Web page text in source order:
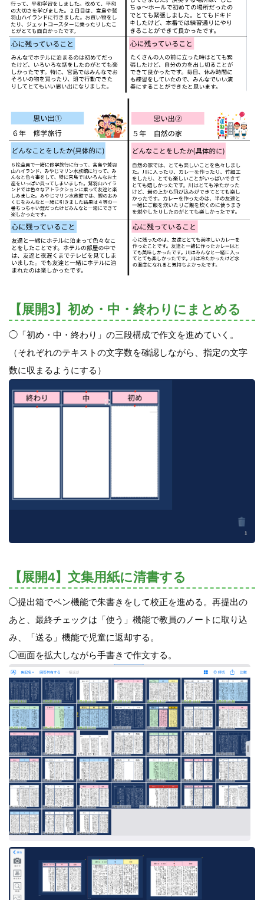
【展開3】初め・中・終わりにまとめる
◯「初め・中・終わり」の三段構成で作文を進めていく。
（それぞれのテキストの文字数を確認しながら、指定の文字
数に収まるようにする）
【展開4】文集用紙に清書する
◯提出箱でペン機能で朱書きをして校正を進める。再提出の
あと、最終チェックは「使う」機能で教員のノートに取り込
み、「送る」機能で児童に返却する。
◯画面を拡大しながら手書きで作文する。